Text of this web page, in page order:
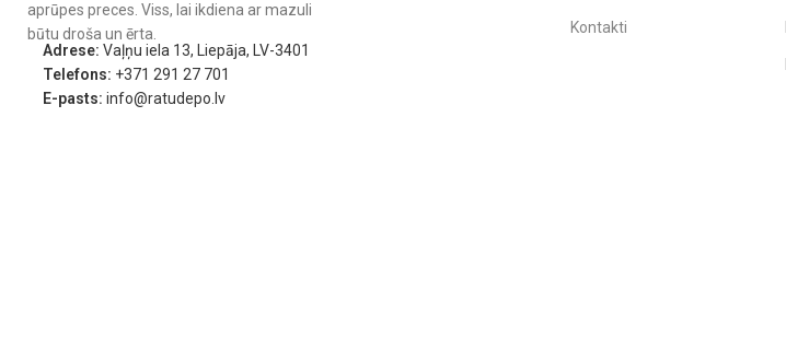
aprūpes preces. Viss, lai ikdiena ar mazuli
būtu droša un ērta.
Adrese: Vaļņu iela 13, Liepāja, LV-3401
Telefons: +371 291 27 701
E-pasts: info@ratudepo.lv
Kontakti